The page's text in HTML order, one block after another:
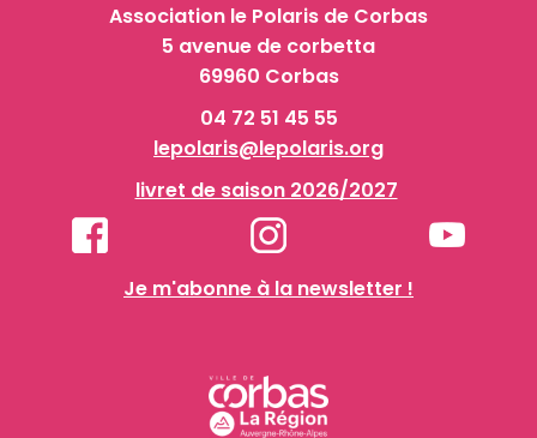
Association le Polaris de Corbas
5 avenue de corbetta
69960 Corbas
04 72 51 45 55
lepolaris@lepolaris.org
livret de saison 2026/2027
Je m'abonne à la newsletter !